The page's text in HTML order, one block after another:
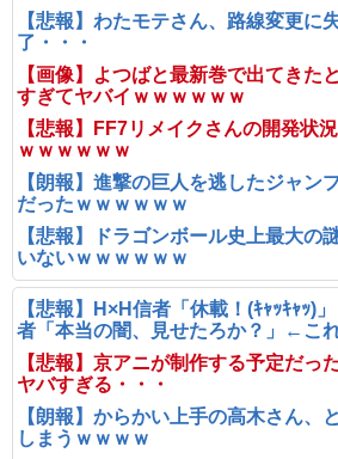
【悲報】わたモテさん、路線変更に
了・・・
【画像】よつばと最新巻で出てきた
すぎてヤバイｗｗｗｗｗｗ
【悲報】FF7リメイクさんの開発状
ｗｗｗｗｗｗ
【朗報】進撃の巨人を逃したジャン
だったｗｗｗｗｗｗ
【悲報】ドラゴンボール史上最大の
いないｗｗｗｗｗｗ
【悲報】H×H信者「休載！(ｷｬｯｷｬｯ)
者「本当の闇、見せたろか？」←こ
【悲報】京アニが制作する予定だっ
ヤバすぎる・・・
【朗報】からかい上手の高木さん、
しまうｗｗｗｗ